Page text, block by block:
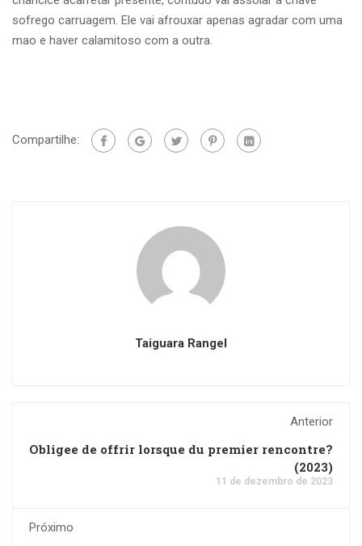
sofrego carruagem. Ele vai afrouxar apenas agradar com uma
mao e haver calamitoso com a outra.
Compartilhe:
Taiguara Rangel
Anterior
Obligee de offrir lorsque du premier rencontre?
(2023)
11 de dezembro de 2023
Próximo